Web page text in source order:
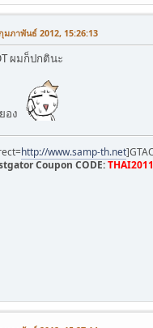
มภาพันธ์ 2012, 15:26:13
ผมก็ปกตินะ
อง
http://www.samp-th.net
Coupon CODE: